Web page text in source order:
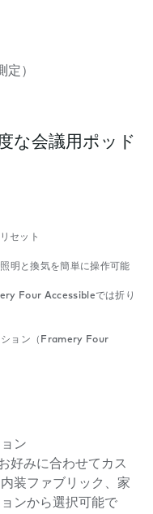
）
な会議用ポッド
セット
明と換気を簡単に操作可能
Four Accessibleでは折り
ション（Framery Four
ン
好みに合わせてカス
装ファブリック、家
ンから選択可能で